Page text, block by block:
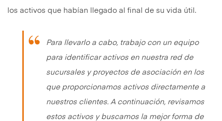
los activos que habían llegado al final de su vida útil.
Para llevarlo a cabo, trabajo con un equipo
para identificar activos en nuestra red de
sucursales y proyectos de asociación en los
que proporcionamos activos directamente a
nuestros clientes. A continuación, revisamos
estos activos y buscamos la mejor forma de